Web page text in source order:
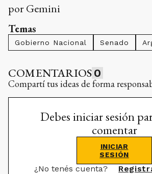
por Gemini
Temas
Gobierno Nacional Senado
COMENTARIOS 0
Compartí tus ideas de forma
Debes iniciar sesión
comentar
INICIAR
SESIÓN
¿No tenés cuenta?